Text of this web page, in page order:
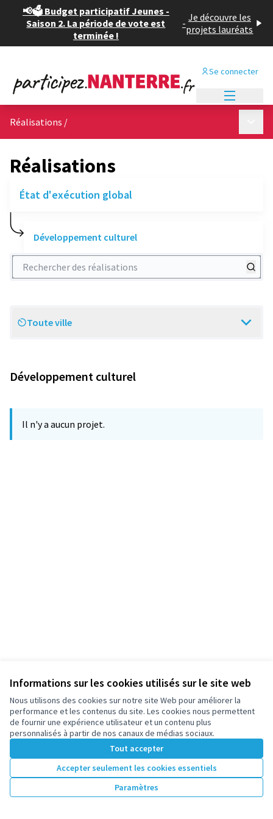
Informations sur les cookies utilisés sur le site web
Nous utilisons des cookies sur notre site Web pour améliorer la
performance et les contenus du site. Les cookies nous permettent
de fournir une expérience utilisateur et un contenu plus
personnalisés à partir de nos canaux de médias sociaux.
Tout accepter
Accepter seulement les cookies essentiels
Paramètres
📢🗳️ Budget participatif Jeunes -
Saison 2. La période de vote est
terminée !
- Je découvre les
projets lauréats
Se connecter
Réalisations /
Réalisations
État d'exécution global
Développement culturel
Rechercher des réalisations
Scope
Toute ville
Développement culturel
Il n'y a aucun projet.